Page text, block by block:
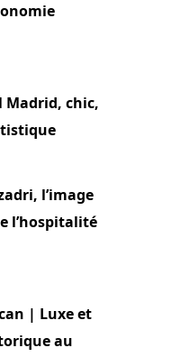
Madrid, chic,
l’image
l’hospitalité
| Luxe et
au